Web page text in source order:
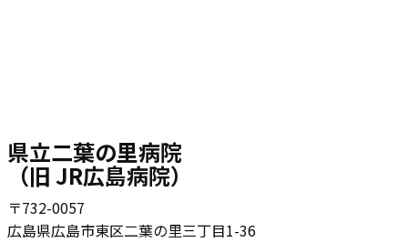
県立二葉の里病院
（旧 JR広島病院）
〒732-0057
広島県広島市東区二葉の里三丁目1-36